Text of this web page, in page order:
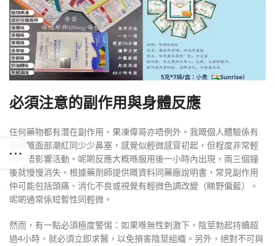
必須注意的副作用與身體反應
任何藥物都有潛在副作用，果凍偉哥亦唔例外。我嘅個人體驗係有
輕微嘅面部潮紅同少少鼻塞，感覺似輕微感冒初起，但程度非常輕
微，唔影響活動。呢啲反應大概喺服用後一小時內出現，兩三個鐘
後就慢慢消失。根據藥劑師提供嘅資料同藥廠說明書，常見副作用
仲可能包括頭痛、消化不良或視覺有輕微色調改變（睇野偏藍）。
呢啲通常係短暫性同輕微。
然而，有一點必須極度警惕：如果喺無性刺激下，陰莖勃起持續超
過4小時，就必須立即求醫，以免損害陰莖組織。另外，絕對不可與